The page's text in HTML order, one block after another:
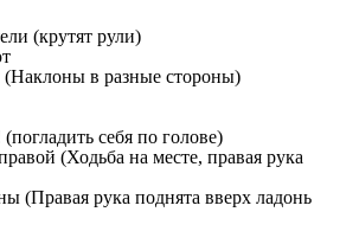
(крутят рули)
в разные стороны)
себя по голове)
(Ходьба на месте, правая рука
(Правая рука поднята вверх ладонь